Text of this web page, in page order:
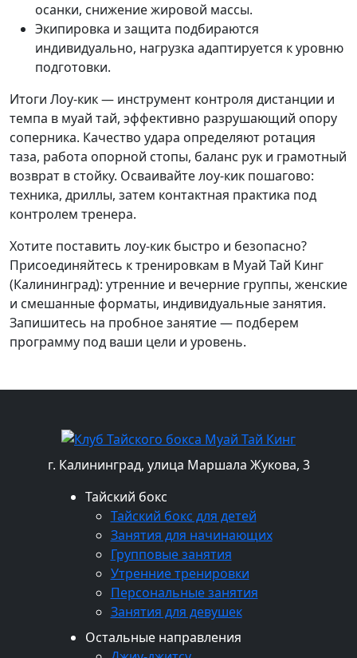
осанки, снижение жировой массы.
Экипировка и защита подбираются
индивидуально, нагрузка адаптируется к уровню
подготовки.
Итоги Лоу-кик — инструмент контроля дистанции и
темпа в муай тай, эффективно разрушающий опору
соперника. Качество удара определяют ротация
таза, работа опорной стопы, баланс рук и грамотный
возврат в стойку. Осваивайте лоу-кик пошагово:
техника, дриллы, затем контактная практика под
контролем тренера.
Хотите поставить лоу-кик быстро и безопасно?
Присоединяйтесь к тренировкам в Муай Тай Кинг
(Калининград): утренние и вечерние группы, женские
и смешанные форматы, индивидуальные занятия.
Запишитесь на пробное занятие — подберем
программу под ваши цели и уровень.
г. Калининград, улица Маршала Жукова, 3
Тайский бокс
Тайский бокс для детей
Занятия для начинающих
Групповые занятия
Утренние тренировки
Персональные занятия
Занятия для девушек
Остальные направления